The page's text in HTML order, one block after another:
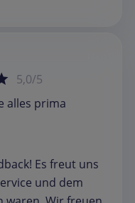
5,0/5
alles prima
Es freut uns
und dem